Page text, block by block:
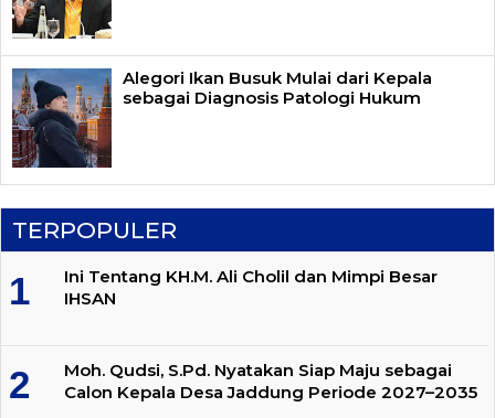
Alegori Ikan Busuk Mulai dari Kepala
sebagai Diagnosis Patologi Hukum
TERPOPULER
Ini Tentang KH.M. Ali Cholil dan Mimpi Besar
IHSAN
Moh. Qudsi, S.Pd. Nyatakan Siap Maju sebagai
Calon Kepala Desa Jaddung Periode 2027–2035